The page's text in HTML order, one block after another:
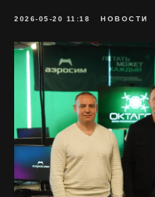
2026-05-20 11:18 НОВОСТИ